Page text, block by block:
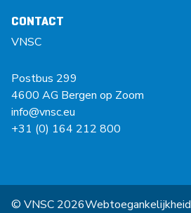
CONTACT
VNSC
Postbus 299
4600 AG Bergen op Zoom
info@vnsc.eu
+31 (0) 164 212 800
© VNSC 2026Webtoegankelijkheid